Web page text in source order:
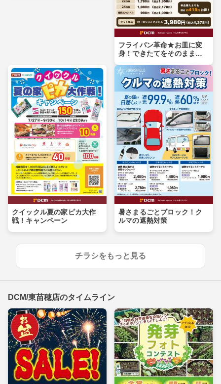
フライパン革命★お皿に変
身！できたてをそのまま食
クイックル夏の家ピカ大作
戦！キャンペーン
暑さまるごとブロック！ク
ルマの遮熱対策
チラシをもっと見る
DCM/東苗穂店のタイムライン